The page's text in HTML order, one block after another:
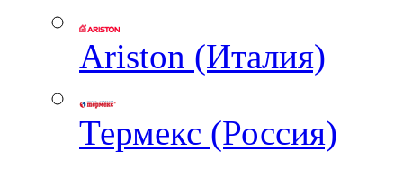
Ariston (Италия)
Термекс (Россия)